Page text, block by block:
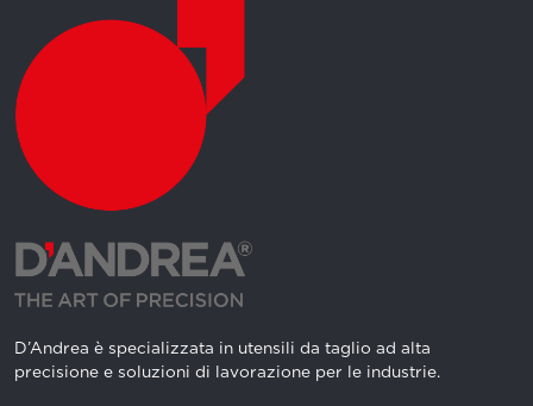
D’Andrea è specializzata in utensili da taglio ad alta
precisione e soluzioni di lavorazione per le industrie.